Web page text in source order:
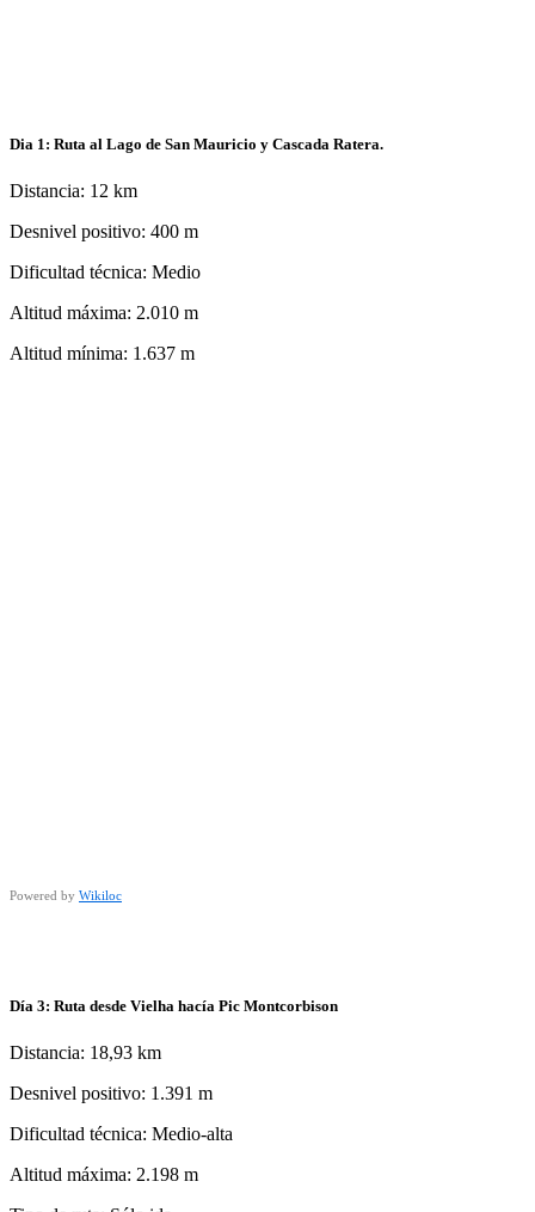
Dia 1: Ruta al Lago de San Mauricio y Cascada Ratera.
Distancia: 12 km
Desnivel positivo: 400 m
Dificultad técnica: Medio
Altitud máxima: 2.010 m
Altitud mínima: 1.637 m
Powered by Wikiloc
Día 3: Ruta desde Vielha hacía Pic Montcorbison
Distancia: 18,93 km
Desnivel positivo: 1.391 m
Dificultad técnica: Medio-alta
Altitud máxima: 2.198 m